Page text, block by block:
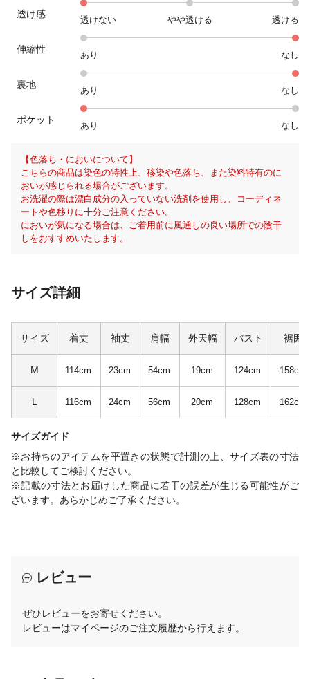
透け感
透けない やや透ける 透ける
伸縮性
あり なし
裏地
あり なし
ポケット
あり なし
【色落ち・においについて】
こちらの商品は染色の特性上、移染や色落ち、また染料特有のに
おいが感じられる場合がございます。
お洗濯の際は漂白成分の入っていない洗剤を使用し、コーディネ
ートや色移りに十分ご注意ください。
においが気になる場合は、ご着用前に風通しの良い場所での陰干
しをおすすめいたします。
サイズ詳細
サイズ 着丈 袖丈 肩幅 外天幅 バスト 裾囲
M 114cm 23cm 54cm 19cm 124cm 158cm
L 116cm 24cm 56cm 20cm 128cm 162cm
サイズガイド
※お持ちのアイテムを平置きの状態で計測の上、サイズ表の寸法
と比較してご検討ください。
※記載の寸法とお届けした商品に若干の誤差が生じる可能性がご
ざいます。あらかじめご了承ください。
レビュー
ぜひレビューをお寄せください。
レビューはマイページのご注文履歴から行えます。